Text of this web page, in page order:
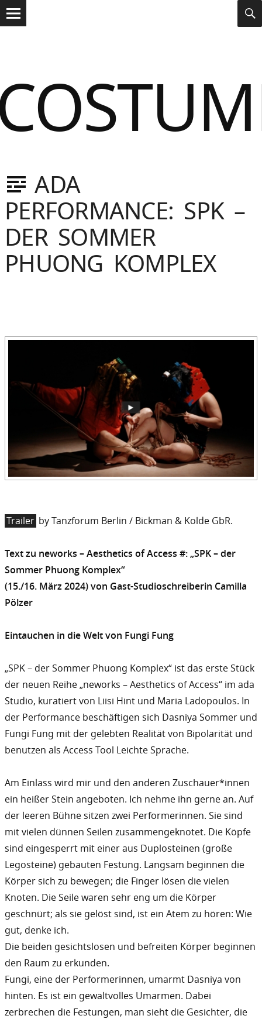
Search
for:
Dasniya
Sommer
Gebloggt
ADA
PERFORMANCE: SPK –
DER SOMMER
PHUONG KOMPLEX
Trailer by Tanzforum Berlin / Bickman & Kolde GbR.
Text zu neworks – Aesthetics of Access #:„SPK – der
Sommer Phuong Komplex“
(15./16. März 2024) von Gast-Studioschreiberin Camilla
Pölzer
Eintauchen in die Welt von Fungi Fung
„SPK – der Sommer Phuong Komplex“ ist das erste Stück
der neuen Reihe „neworks – Aesthetics of Access“ im ada
Studio, kuratiert von Liisi Hint und Maria Ladopoulos. In
der Performance beschäftigen sich Dasniya Sommer und
Fungi Fung mit der gelebten Realität von Bipolarität und
benutzen als Access Tool Leichte Sprache.
Am Einlass wird mir und den anderen Zuschauer*innen
ein heißer Stein angeboten. Ich nehme ihn gerne an. Auf
der leeren Bühne sitzen zwei Performerinnen. Sie sind
mit vielen dünnen Seilen zusammengeknotet. Die Köpfe
sind eingesperrt mit einer aus Duplosteinen (große
Legosteine) gebauten Festung. Langsam beginnen die
Körper sich zu bewegen; die Finger lösen die vielen
Knoten. Die Seile waren sehr eng um die Körper
geschnürt; als sie gelöst sind, ist ein Atem zu hören: Wie
gut, denke ich.
Die beiden gesichtslosen und befreiten Körper beginnen
den Raum zu erkunden.
Fungi, eine der Performerinnen, umarmt Dasniya von
hinten. Es ist ein gewaltvolles Umarmen. Dabei
zerbrechen die Festungen, man sieht die Gesichter, die